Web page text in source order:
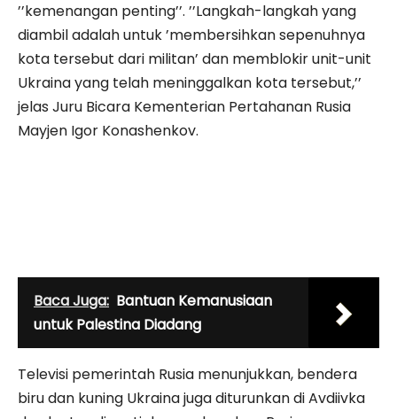
’’kemenangan penting’’. ’’Langkah-langkah yang
diambil adalah untuk ’membersihkan sepenuhnya
kota tersebut dari militan’ dan memblokir unit-unit
Ukraina yang telah meninggalkan kota tersebut,’’
jelas Juru Bicara Kementerian Pertahanan Rusia
Mayjen Igor Konashenkov.
Baca Juga: Bantuan Kemanusiaan
untuk Palestina Diadang
Televisi pemerintah Rusia menunjukkan, bendera
biru dan kuning Ukraina juga diturunkan di Avdiivka